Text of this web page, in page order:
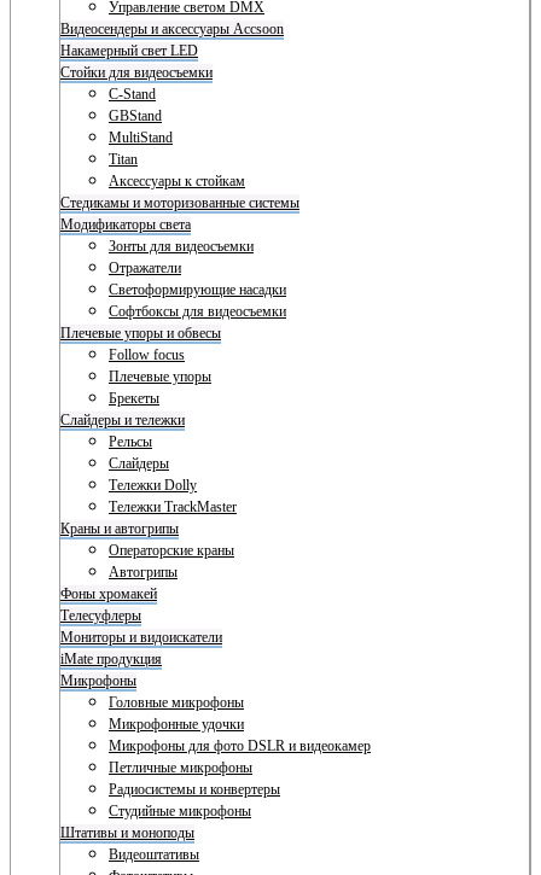
Управление светом DMX
Видеосендеры и аксессуары Accsoon
Накамерный свет LED
Стойки для видеосъемки
C-Stand
GBStand
MultiStand
Titan
Аксессуары к стойкам
Стедикамы и моторизованные системы
Модификаторы света
Зонты для видеосъемки
Отражатели
Светоформирующие насадки
Софтбоксы для видеосъемки
Плечевые упоры и обвесы
Follow focus
Плечевые упоры
Брекеты
Слайдеры и тележки
Рельсы
Слайдеры
Тележки Dolly
Тележки TrackMaster
Краны и автогрипы
Операторские краны
Автогрипы
Фоны хромакей
Телесуфлеры
Мониторы и видоискатели
iMate продукция
Микрофоны
Головные микрофоны
Микрофонные удочки
Микрофоны для фото DSLR и видеокамер
Петличные микрофоны
Радиосистемы и конвертеры
Студийные микрофоны
Штативы и моноподы
Видеоштативы